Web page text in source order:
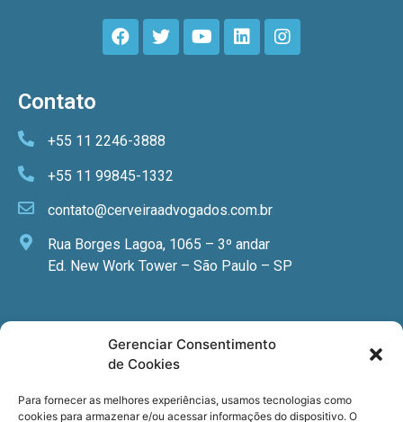
Gerenciar Consentimento
de Cookies
Para fornecer as melhores experiências, usamos tecnologias como
cookies para armazenar e/ou acessar informações do dispositivo. O
Contato
+55 11 2246-3888
+55 11 99845-1332
contato@cerveiraadvogados.com.br
Rua Borges Lagoa, 1065 – 3º andar
Ed. New Work Tower – São Paulo – SP
Newsletter
especializadas, cursos e eventos?